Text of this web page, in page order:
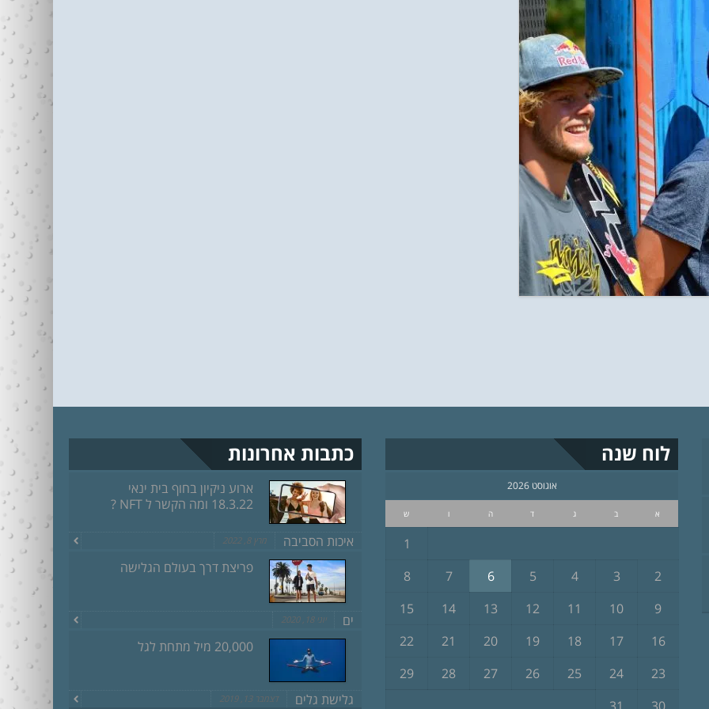
לוח שנה
אוגוסט 2026
א ב ג ד ה ו ש
1
2
3
4
5
6
7
8
9
10
11
12
13
14
15
16
17
18
19
20
21
22
23
24
25
26
27
28
29
כתבות אחרונות
ארוע ניקיון בחוף בית ינאי
18.3.22 ומה הקשר ל NFT ?
איכות הסביבה מרץ 8, 2022
פריצת דרך בעולם הגלישה
ים יוני 18, 2020
20,000 מיל מתחת לגל
גלישת גלים דצמבר 13, 2019